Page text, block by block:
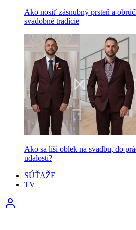
Ako nosiť zásnubný prsteň a
svadobné tradície
Ako sa líši oblek na svadbu, do
udalosti?
SÚŤAŽE
TV